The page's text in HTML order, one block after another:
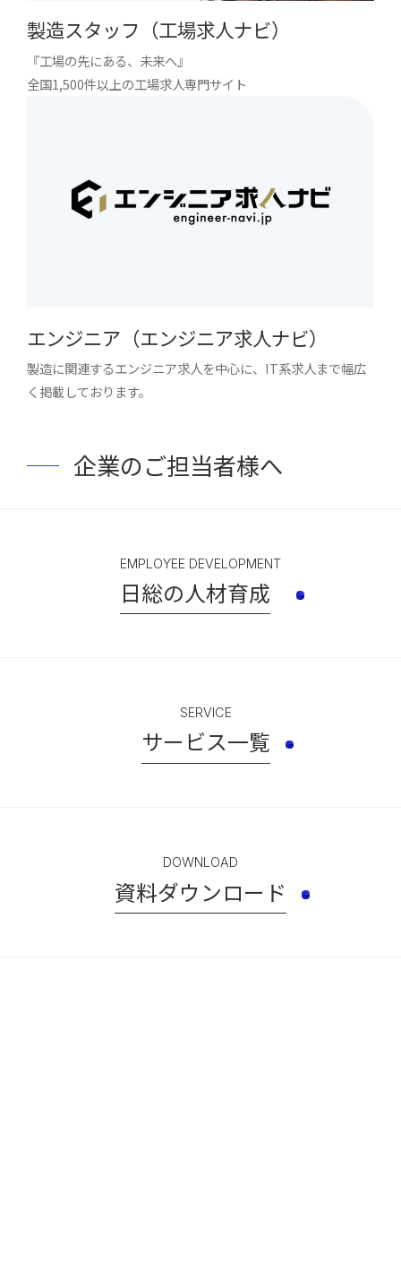
製造スタッフ（工場求人ナビ）
『工場の先にある、未来へ』
全国1,500件以上の工場求人専門サイト
エンジニア（エンジニア求人ナビ）
製造に関連するエンジニア求人を中心に、IT系求人まで幅広
く掲載しております。
企業のご担当者様へ
EMPLOYEE DEVELOPMENT
日総の人材育成
SERVICE
サービス一覧
DOWNLOAD
資料ダウンロード